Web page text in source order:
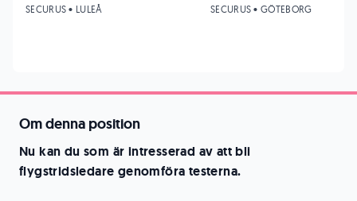
Om denna position
Nu kan du som är intresserad av att bli
flygstridsledare genomföra testerna.
SECURUS • LULEÅ SECURUS • GÖTEBORG